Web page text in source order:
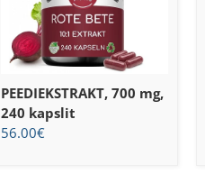
PEEDIEKSTRAKT, 700 mg,
240 kapslit
56.00€